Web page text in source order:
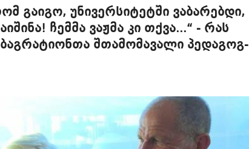
გა­ი­გო, უნი­ვერ­სი­ტეტ­ში ვა­ბა­რებ­დი,
ჩემ­მა ვაჟ­მა კი თქვა...“ - რას
ბაგრატიონთა შთამომავალი პედაგოგ-